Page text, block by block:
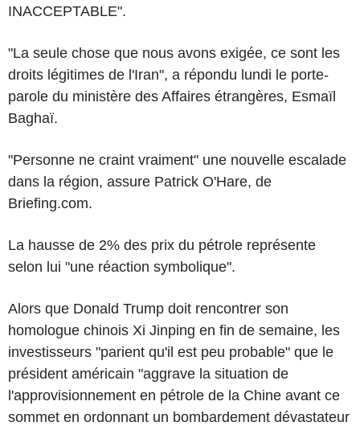
INACCEPTABLE".
"La seule chose que nous avons exigée, ce sont les
droits légitimes de l'Iran", a répondu lundi le porte-
parole du ministère des Affaires étrangères, Esmaïl
Baghaï.
"Personne ne craint vraiment" une nouvelle escalade
dans la région, assure Patrick O'Hare, de
Briefing.com.
La hausse de 2% des prix du pétrole représente
selon lui "une réaction symbolique".
Alors que Donald Trump doit rencontrer son
homologue chinois Xi Jinping en fin de semaine, les
investisseurs "parient qu'il est peu probable" que le
président américain "aggrave la situation de
l'approvisionnement en pétrole de la Chine avant ce
sommet en ordonnant un bombardement dévastateur